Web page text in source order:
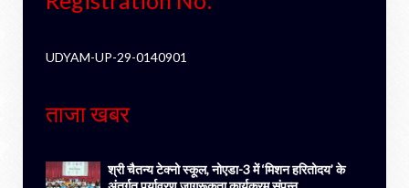
UDYAM-UP-29-0140901
ताजा खबर
श्री चैतन्य टेक्नो स्कूल, नोएडा-3 में ‘मिशन हरितोदय’ के